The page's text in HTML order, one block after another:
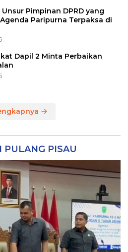
Unsur Pimpinan DPRD yang
Paripurna Terpaksa di
Dapil 2 Minta Perbaikan
PULANG PISAU